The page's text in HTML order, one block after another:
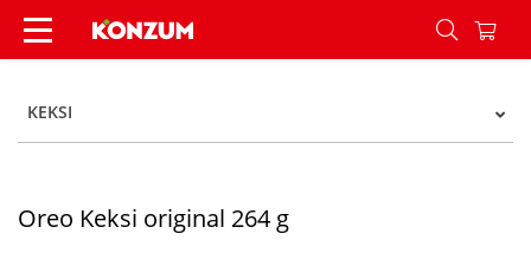
Oreo Keksi original 264 g - Konzum
KEKSI
Oreo Keksi original 264 g